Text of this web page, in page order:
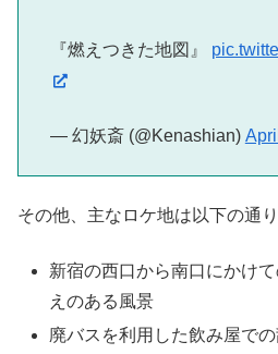
『燃えつきた地図』
— 幻妖斎 (@Kenashian)
その他、主なロケ地は以下の通り
新宿の西口から南口にかけ
えのある風景
廃バスを利用した飲み屋で